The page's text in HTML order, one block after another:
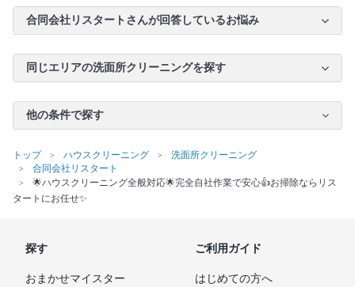
合同会社リスタートさんが回答しているお悩み
同じエリアの洗面所クリーニングを探す
他の条件で探す
トップ ハウスクリーニング
洗面所クリーニング
合同会社リスタート
🌟ハウスクリーニング全般対応🌟完全自社作業で安心👍お掃除ならリス
タートにお任せ✨
探す
おまかせマイスター
ご利用ガイド
はじめての方へ